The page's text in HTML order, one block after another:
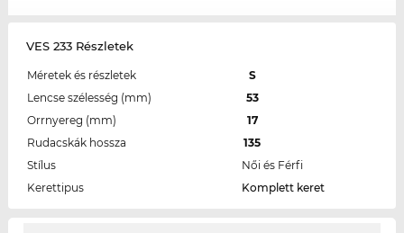
VES 233 Részletek
Méretek és részletek
S
Lencse szélesség (mm)
53
Orrnyereg (mm)
17
Rudacskák hossza
135
Stílus
Női és Férfi
Kerettipus
Komplett keret